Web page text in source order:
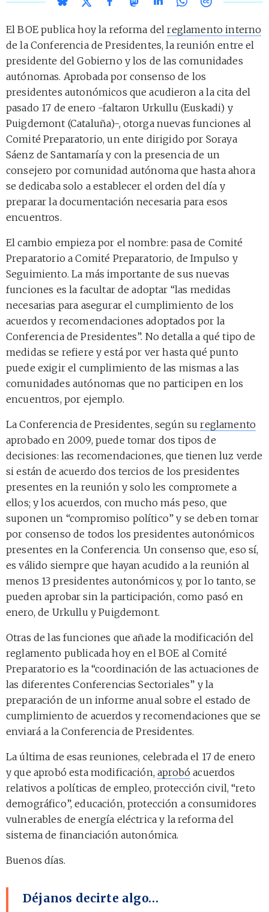
El BOE publica hoy la reforma delreglamento interno
de la Conferencia de Presidentes, la reunión entre el
presidente del Gobierno y los de las comunidades
autónomas. Aprobada por consenso de los
presidentes autonómicos que acudieron a la cita del
pasado 17 de enero -faltaron Urkullu (Euskadi) y
Puigdemont (Cataluña)-, otorga nuevas funciones al
Comité Preparatorio, un ente dirigido por Soraya
Sáenz de Santamaría y con la presencia de un
consejero por comunidad autónoma que hasta ahora
se dedicaba solo a establecer el orden del día y
preparar la documentación necesaria para esos
encuentros.
El cambio empieza por el nombre: pasa de Comité
Preparatorio a Comité Preparatorio, de Impulso y
Seguimiento. La más importante de sus nuevas
funciones es la facultar de adoptar “las medidas
necesarias para asegurar el cumplimiento de los
acuerdos y recomendaciones adoptados por la
Conferencia de Presidentes”. No detalla a qué tipo de
medidas se refiere y está por ver hasta qué punto
puede exigir el cumplimiento de las mismas a las
comunidades autónomas que no participen en los
encuentros, por ejemplo.
La Conferencia de Presidentes, según sureglamento
aprobado en 2009, puede tomar dos tipos de
decisiones: las recomendaciones, que tienen luz verde
si están de acuerdo dos tercios de los presidentes
presentes en la reunión y solo les compromete a
ellos; y los acuerdos, con mucho más peso, que
suponen un “compromiso político” y se deben tomar
por consenso de todos los presidentes autonómicos
presentes en la Conferencia. Un consenso que, eso sí,
es válido siempre que hayan acudido a la reunión al
menos 13 presidentes autonómicos y, por lo tanto, se
pueden aprobar sin la participación, como pasó en
enero, de Urkullu y Puigdemont.
Otras de las funciones que añade la modificación del
reglamento publicada hoy en el BOE al Comité
Preparatorio es la “coordinación de las actuaciones de
las diferentes Conferencias Sectoriales” y la
preparación de un informe anual sobre el estado de
cumplimiento de acuerdos y recomendaciones que se
enviará a la Conferencia de Presidentes.
La última de esas reuniones, celebrada el 17 de enero
y que aprobó esta modificación,aprobó acuerdos
relativos a políticas de empleo, protección civil, “reto
demográfico”, educación, protección a consumidores
vulnerables de energía eléctrica y la reforma del
sistema de financiación autonómica.
Buenos días.
Déjanos decirte algo…